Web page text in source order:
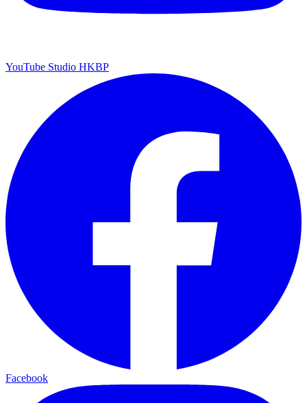
YouTube Studio HKBP
Facebook